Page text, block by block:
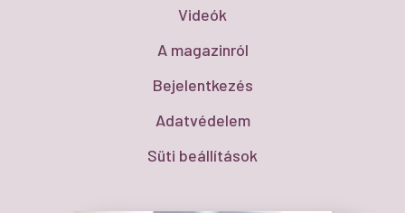
Videók
A magazinról
Bejelentkezés
Adatvédelem
Süti beállítások